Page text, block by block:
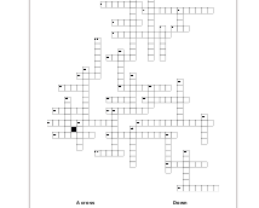
Across
Down